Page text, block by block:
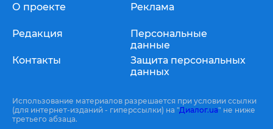
О проекте
Редакция
Контакты
Реклама
Персональные
данные
Защита персональных
данных
Использование материалов разрешается при условии ссылки
(для интернет-изданий - гиперссылки) на "Диалог.ua" не ниже
третьего абзаца.